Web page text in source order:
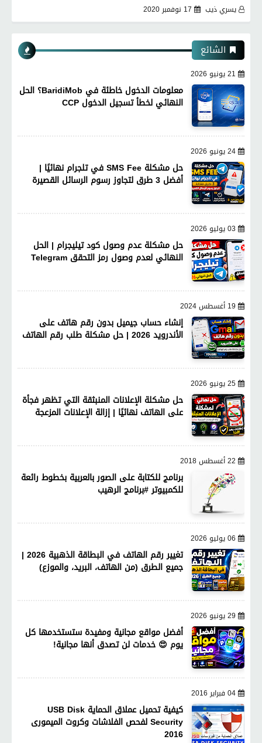
يسري ذيب
17 نوفمبر 2020
الشائع
21 يونيو 2026
معلومات الدخول خاطئة في BaridiMob؟ الحل
النهائي لخطأ تسجيل الدخول CCP
24 يونيو 2026
حل مشكلة SMS Fee في تلجرام نهائيًا |
أفضل 3 طرق لتجاوز رسوم الرسائل القصيرة
03 يوليو 2026
حل مشكلة عدم وصول كود تيليجرام | الحل
النهائي لعدم وصول رمز التحقق Telegram
19 أغسطس 2024
إنشاء حساب جيميل بدون رقم هاتف على
الأندرويد 2026 | حل مشكلة طلب رقم الهاتف
25 يونيو 2026
حل مشكلة الإعلانات المنبثقة التي تظهر فجأة
على الهاتف نهائيًا | إزالة الإعلانات المزعجة
22 أغسطس 2018
برنامج للكتابة على الصور بالعربية بخطوط رائعة
للكمبيوتر #برنامج الرهيب
06 يوليو 2026
تغيير رقم الهاتف في البطاقة الذهبية 2026 |
جميع الطرق (من الهاتف، البريد، والموزع)
29 يونيو 2026
أفضل مواقع مجانية ومفيدة ستستخدمها كل
يوم 😍 خدمات لن تصدق أنها مجانية!
04 فبراير 2016
كيفية تحميل عملاق الحماية USB Disk
Security لفحص الفلاشات وكروت الميمورى
2016